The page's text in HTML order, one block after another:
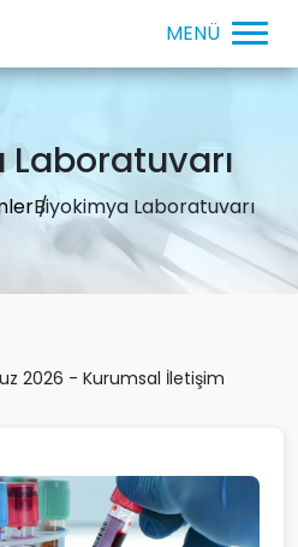
Biyokimya Laboratuvarı
2026 - Kurumsal İletişim